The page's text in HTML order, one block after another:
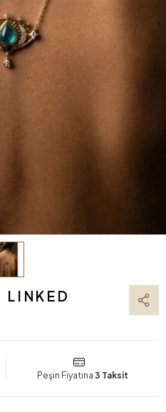
LINKED
Peşin Fiyatına 3 Taksit